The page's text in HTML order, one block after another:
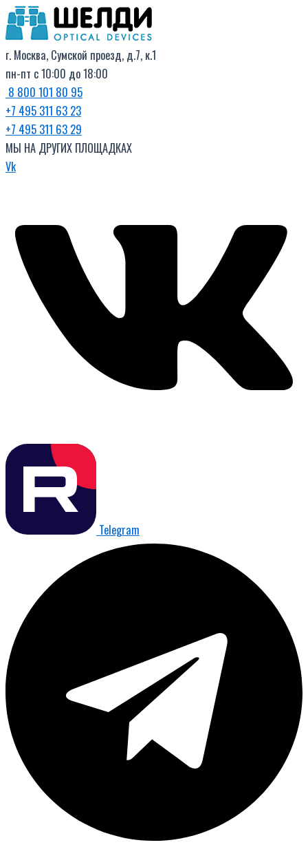
Перейти
к
содержимому
г. Москва, Сумской проезд, д.7, к.1
пн-пт с 10:00 до 18:00
8 800 101 80 95
+7 495 311 63 23
+7 495 311 63 29
МЫ НА ДРУГИХ ПЛОЩАДКАХ
Vk
Telegram
Поиск
товаров